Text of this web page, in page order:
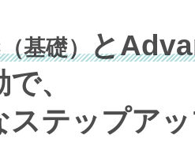
（基礎）と
、
ステップア